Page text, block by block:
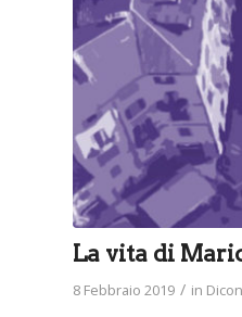
La vita di
8 Febbraio 2019 / in